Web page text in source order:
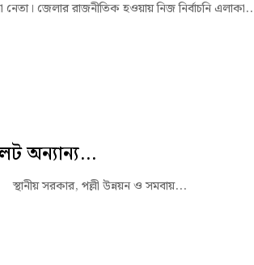
জেলার রাজনীতিক হওয়ায় নিজ নির্বাচনি
অন্যান্য...
উন্নয়ন ও সমবায়...